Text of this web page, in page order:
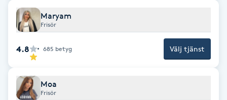
Fotsvamp
Fransar
Fransborttagning
Maryam
Frisör
4.8 685 betyg Välj tjänst
Moa
Frisör